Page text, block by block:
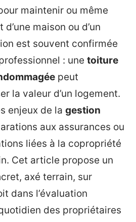
maintenir ou même
maison ou d’un
est souvent confirmée
: une toiture
peut
la valeur d’un logement.
enjeux de la gestion
aux assurances ou
liées à la copropriété
Cet article propose un
axé terrain, sur
dans l’évaluation
des propriétaires